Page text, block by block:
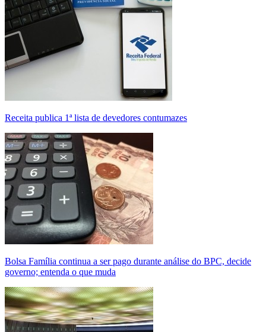
Receita publica 1ª lista de devedores contumazes
Bolsa Família continua a ser pago durante análise do BPC, decide
governo; entenda o que muda